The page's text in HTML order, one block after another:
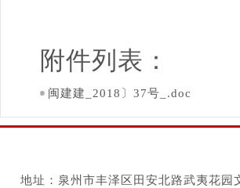
附件列表：
闽建建_2018〕37号_.doc
地址：泉州市丰泽区田安北路武夷花